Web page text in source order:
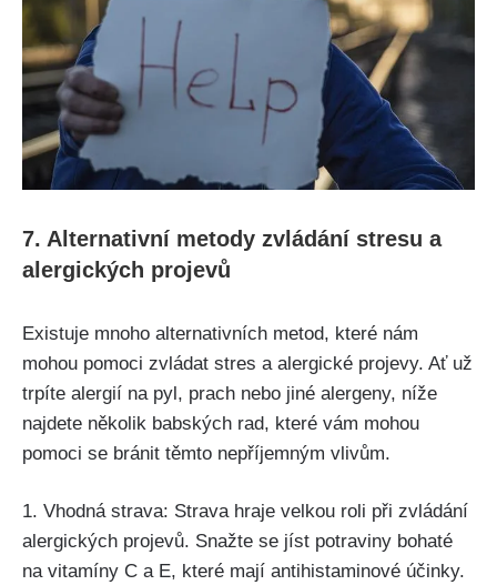
7. Alternativní metody zvládání stresu a
alergických projevů
Existuje mnoho alternativních metod, které nám
mohou pomoci zvládat stres a alergické projevy. Ať už
trpíte ⁢alergií ⁢na pyl, prach nebo jiné alergeny, níže
najdete několik babských rad, které‌ vám mohou
pomoci se bránit těmto nepříjemným vlivům.
1. Vhodná strava: Strava hraje velkou roli při ‍zvládání
alergických projevů. Snažte se jíst potraviny bohaté
na vitamíny C a E, které mají antihistaminové účinky.